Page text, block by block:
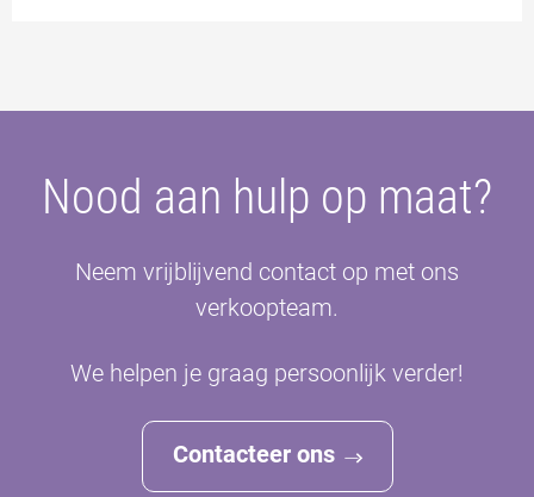
Nood aan hulp op maat?
Neem vrijblijvend contact op met ons
verkoopteam.
We helpen je graag persoonlijk verder!
Contacteer ons